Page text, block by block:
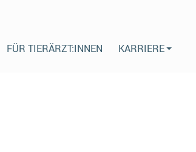
FÜR TIERÄRZT:INNEN KARRIERE